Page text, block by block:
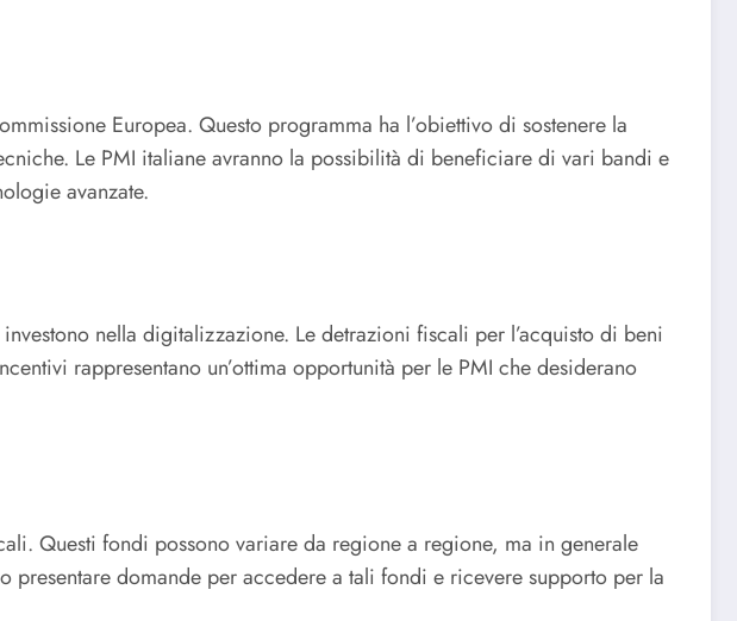
Europea. Questo programma ha l’obiettivo di sostenere la
Le PMI italiane avranno la possibilità di beneficiare di vari bandi e
avanzate.
nella digitalizzazione. Le detrazioni fiscali per l’acquisto di beni
rappresentano un’ottima opportunità per le PMI che desiderano
Questi fondi possono variare da regione a regione, ma in generale
domande per accedere a tali fondi e ricevere supporto per la